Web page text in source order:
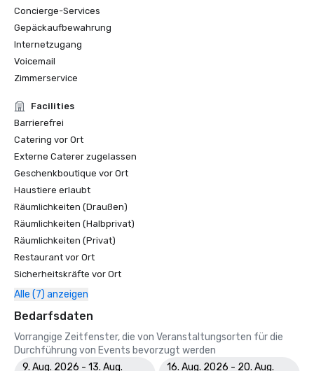
Concierge-Services
Gepäckaufbewahrung
Internetzugang
Voicemail
Zimmerservice
Facilities
Barrierefrei
Catering vor Ort
Externe Caterer zugelassen
Geschenkboutique vor Ort
Haustiere erlaubt
Räumlichkeiten (Draußen)
Räumlichkeiten (Halbprivat)
Räumlichkeiten (Privat)
Restaurant vor Ort
Sicherheitskräfte vor Ort
Alle (7) anzeigen
Bedarfsdaten
Vorrangige Zeitfenster, die von Veranstaltungsorten für die
Durchführung von Events bevorzugt werden
9. Aug. 2026 - 13. Aug.
16. Aug. 2026 - 20. Aug.